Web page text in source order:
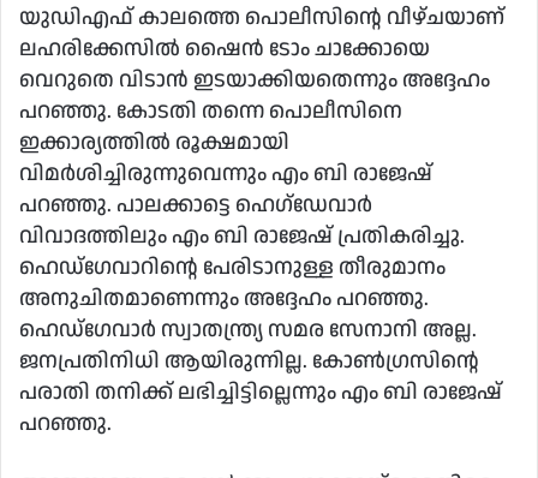
യുഡിഎഫ് കാലത്തെ പൊലീസിന്റെ വീഴ്ചയാണ്
ലഹരിക്കേസില്‍ ഷൈന്‍ ടോം ചാക്കോയെ
വെറുതെ വിടാന്‍ ഇടയാക്കിയതെന്നും അദ്ദേഹം
പറഞ്ഞു. കോടതി തന്നെ പൊലീസിനെ
ഇക്കാര്യത്തില്‍ രൂക്ഷമായി
വിമര്‍ശിച്ചിരുന്നുവെന്നും എം ബി രാജേഷ്
പറഞ്ഞു. പാലക്കാട്ടെ ഹെഗ്‌ഡേവാര്‍
വിവാദത്തിലും എം ബി രാജേഷ് പ്രതികരിച്ചു.
ഹെഡ്ഗേവാറിന്റെ പേരിടാനുള്ള തീരുമാനം
അനുചിതമാണെന്നും അദ്ദേഹം പറഞ്ഞു.
ഹെഡ്ഗേവാർ സ്വാതന്ത്ര്യ സമര സേനാനി അല്ല.
ജനപ്രതിനിധി ആയിരുന്നില്ല. കോണ്‍ഗ്രസിന്റെ
പരാതി തനിക്ക് ലഭിച്ചിട്ടില്ലെന്നും എം ബി രാജേഷ്
പറഞ്ഞു.